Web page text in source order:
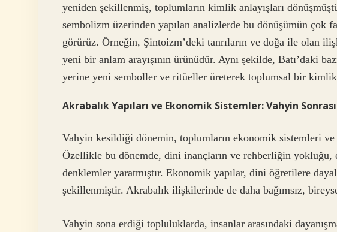
yeniden şekillenmiş, toplumların kimlik anlayışları
sembolizm üzerinden yapılan analizlerde bu dönüşümün çok
görürüz. Örneğin, Şintoizm’deki tanrıların ve doğa ile olan
yeni bir anlam arayışının ürünüdür. Aynı şekilde, Batı’daki
yerine yeni semboller ve ritüeller üreterek toplumsal bir kimlik
Akrabalık Yapıları ve Ekonomik Sistemler: Vahyin
Vahyin kesildiği dönemin, toplumların ekonomik sistemleri ve
Özellikle bu dönemde, dini inançların ve rehberliğin
denklemler yaratmıştır. Ekonomik yapılar, dini öğretilere
şekillenmiştir. Akrabalık ilişkilerinde de daha bağımsız,
Vahyin sona erdiği topluluklarda, insanlar arasındaki